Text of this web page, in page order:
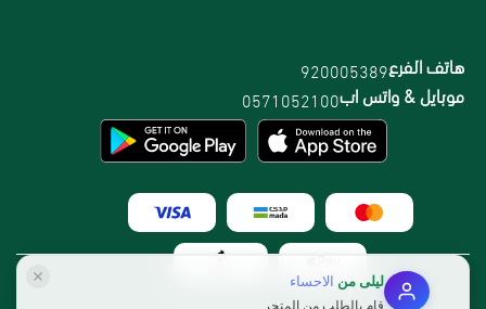
هاتف الفرع920005389
موبايل & واتس اب0571052100
ليلىمن الاحساء
قام بالطلب من المتجر